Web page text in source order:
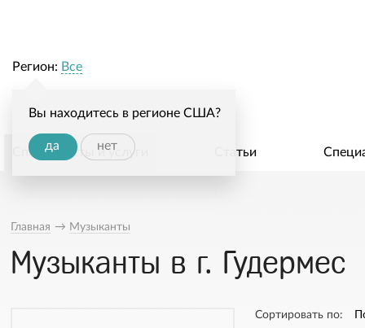
Регион: Все
Вы находитесь в регионе США?
да нет
Специалисты и услуги Статьи
Главная → Музыканты
Музыканты в г. Гудермес
Сортировать по: